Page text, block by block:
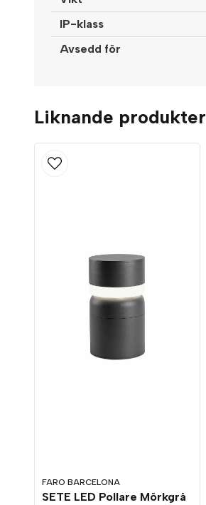
IP-klass
Avsedd för
Liknande produkter
FARO BARCELONA
SETE LED Pollare Mörkgrå